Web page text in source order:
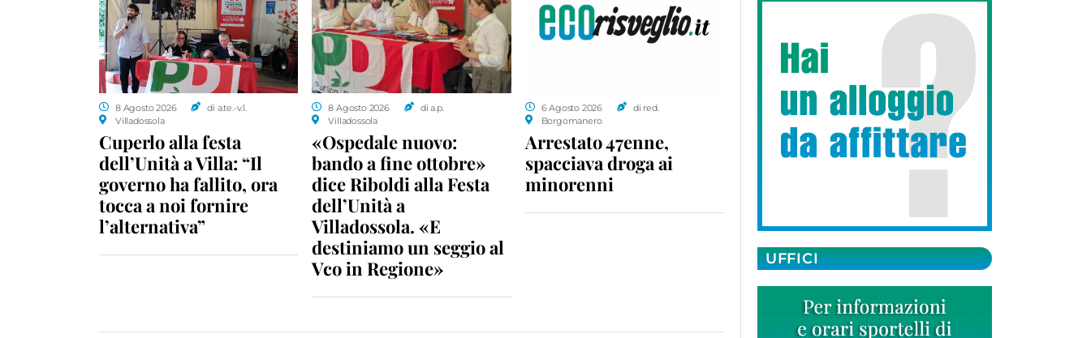
8 Agosto 2026
di a.te.-v.l.
Villadossola
Cuperlo alla festa
dell’Unità a Villa: “Il
governo ha fallito, ora
tocca a noi fornire
l’alternativa”
8 Agosto 2026
di a.p.
Villadossola
«Ospedale nuovo:
bando a fine ottobre»
dice Riboldi alla Festa
dell’Unità a
Villadossola. «E
destiniamo un seggio al
Vco in Regione»
6 Agosto 2026
di red.
Borgomanero
Arrestato 47enne,
spacciava droga ai
minorenni
UFFICI